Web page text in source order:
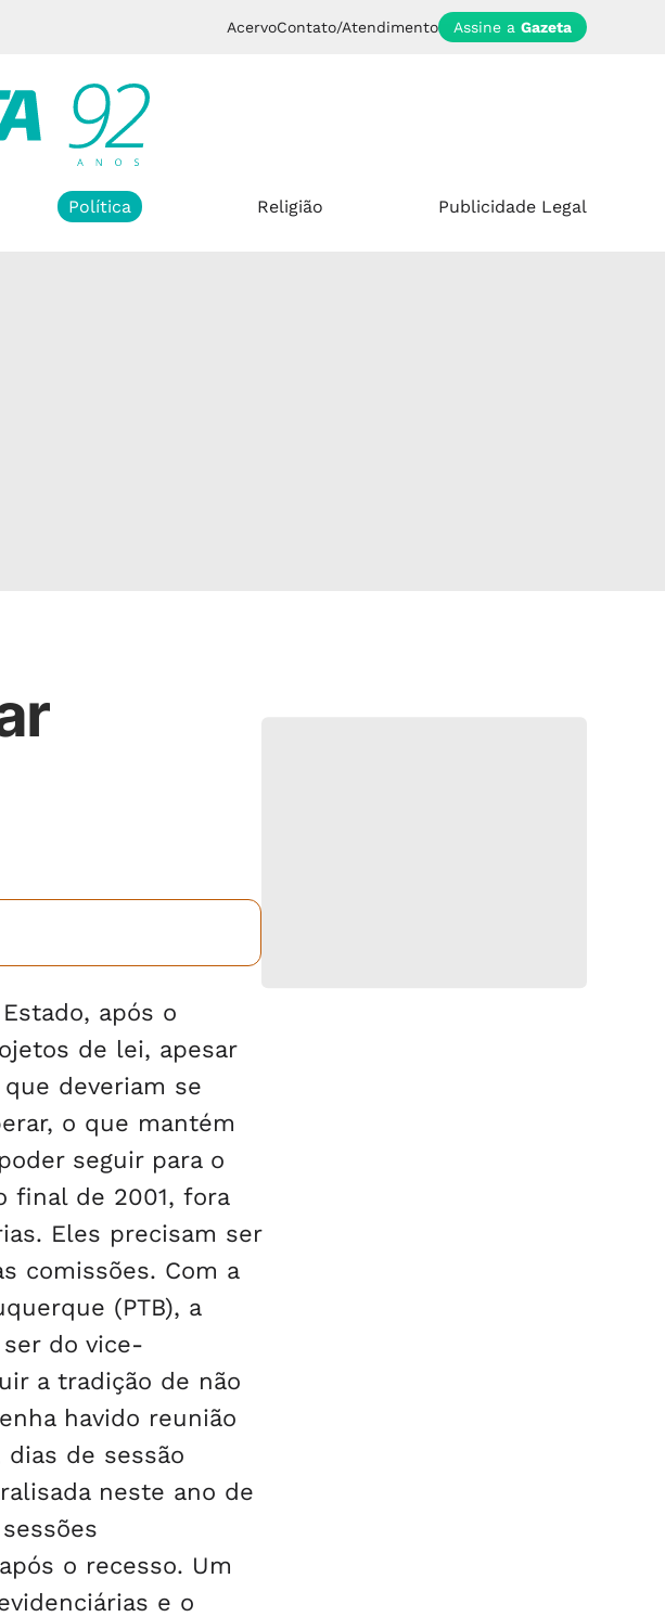
AcervoContato/Atendimento Assine a Gazeta
Política Religião Publicidade Legal
após o
de lei, apesar
deveriam se
o que mantém
seguir para o
final de 2001, fora
Eles precisam ser
comissões. Com a
(PTB), a
do vice-
a tradição de não
havido reunião
de sessão
neste ano de
o recesso. Um
e o